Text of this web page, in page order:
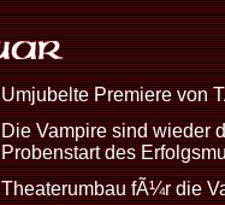
Umjubelte Premiere von
Die Vampire sind wieder
Probenstart des
Theaterumbau fÃ¼r die